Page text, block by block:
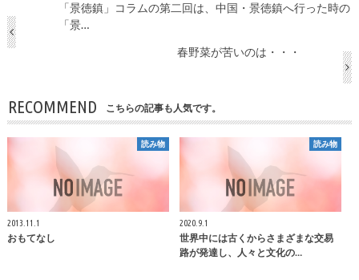
「景徳鎮」コラムの第二回は、中国・景徳鎮へ行った時の
「景…
春野菜が苦いのは・・・
RECOMMEND こちらの記事も人気です。
読み物
2013.11.1
おもてなし
読み物
2020.9.1
世界中には古くからさまざまな交易
路が発達し、人々と文化の…